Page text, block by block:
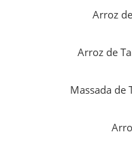
Arroz
Arroz de
Massada de